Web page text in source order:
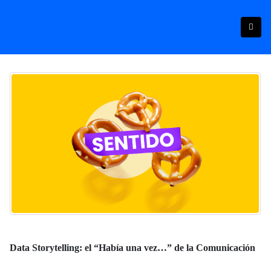
Data Storytelling: el “Había una vez…” de la Comunicación